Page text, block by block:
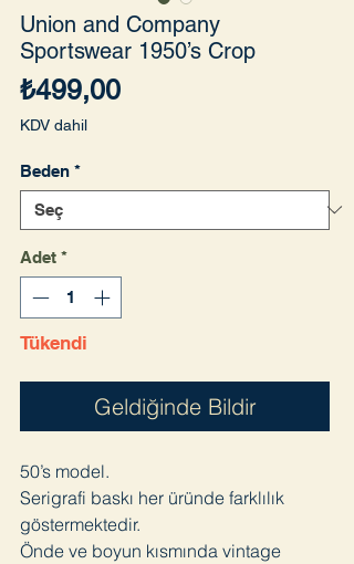
Union and Company
Sportswear 1950’s Crop
₺499,00Fiyat
KDV dahil
Beden *
Adet *
Tükendi
Geldiğinde Bildir
50’s model.
Serigrafi baskı her üründe farklılık
göstermektedir.
Önde ve boyun kısmında vintage